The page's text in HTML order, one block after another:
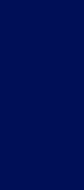
todas
velocidad a la
una
Destaca